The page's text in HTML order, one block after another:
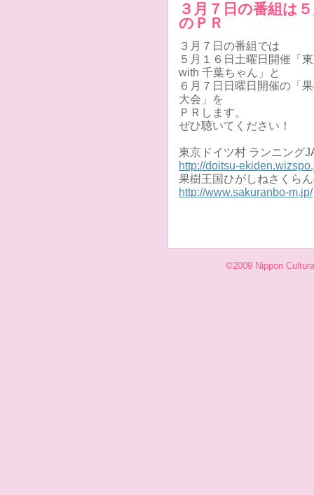
３月７日の番組は
のＰＲ
３月７日の番組では
５月１６日土曜日開催「
with 千葉ちゃん」と
６月７日日曜日開催の「
大会」を
ＰＲします。
ぜひ聴いてください！
東京ドイツ村 ランニング
http://doitsu-
果樹王国ひがしねさくら
http://www.sakuranbo-m.jp/
©2009 Nippon